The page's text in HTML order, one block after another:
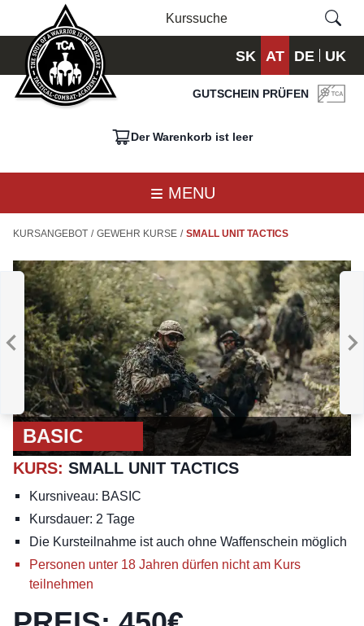
SK AT DE UK
GUTSCHEIN PRÜFEN
Der Warenkorb ist leer
MENU
KURSANGEBOT / GEWEHR KURSE / SMALL UNIT TACTICS
ADVANCED
GEWEHR :
DRILL
WOCHENENDE
BASIC
KURS: SMALL UNIT TACTICS
Kursniveau: BASIC
Kursdauer: 2 Tage
Die Kursteilnahme ist auch ohne Waffenschein möglich
Personen unter 18 Jahren dürfen nicht am Kurs
teilnehmen